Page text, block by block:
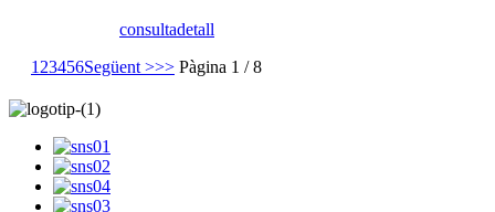
consultadetall
1 23456Següent >>> Pàgina 1 / 8